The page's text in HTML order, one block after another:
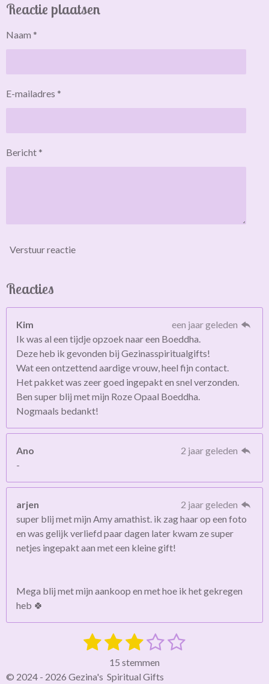
Reactie plaatsen
Naam *
E-mailadres *
Bericht *
Verstuur reactie
Reacties
Kim
een jaar geleden
Ik was al een tijdje opzoek naar een Boeddha.
Deze heb ik gevonden bij Gezinasspiritualgifts!
Wat een ontzettend aardige vrouw, heel fijn contact.
Het pakket was zeer goed ingepakt en snel verzonden.
Ben super blij met mijn Roze Opaal Boeddha.
Nogmaals bedankt!
Ano
2 jaar geleden
-
arjen
2 jaar geleden
super blij met mijn Amy amathist. ik zag haar op een foto
en was gelijk verliefd paar dagen later kwam ze super
netjes ingepakt aan met een kleine gift!
Mega blij met mijn aankoop en met hoe ik het gekregen
heb 🍀
1 2
s
3
s
4
s
5
15 stemmen
© 2024 - 2026 Gezina's Spiritual Gifts